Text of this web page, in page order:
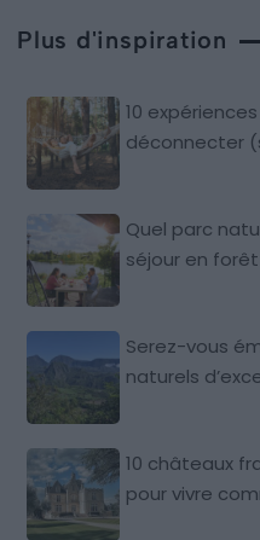
Plus d'inspiration
10
déconnecter
Quel parc
séjour en
Serez-vous
naturels
10 châteaux
pour vivre